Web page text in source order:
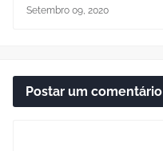
Setembro 09, 2020
Postar um comentário